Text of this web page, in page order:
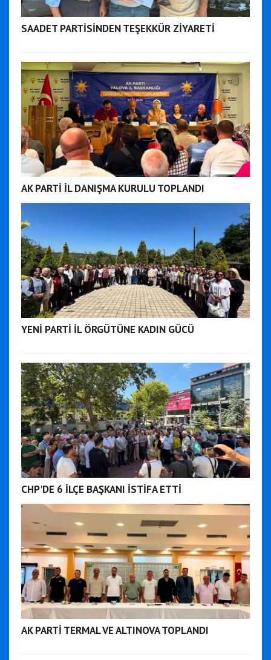
SAADET PARTİSİNDEN TEŞEKKÜR ZİYARETİ
AK PARTİ İL DANIŞMA KURULU TOPLANDI
YENİ PARTİ İL ÖRGÜTÜNE KADIN GÜCÜ
CHP'DE 6 İLÇE BAŞKANI İSTİFA ETTİ
AK PARTİ TERMAL VE ALTINOVA TOPLANDI